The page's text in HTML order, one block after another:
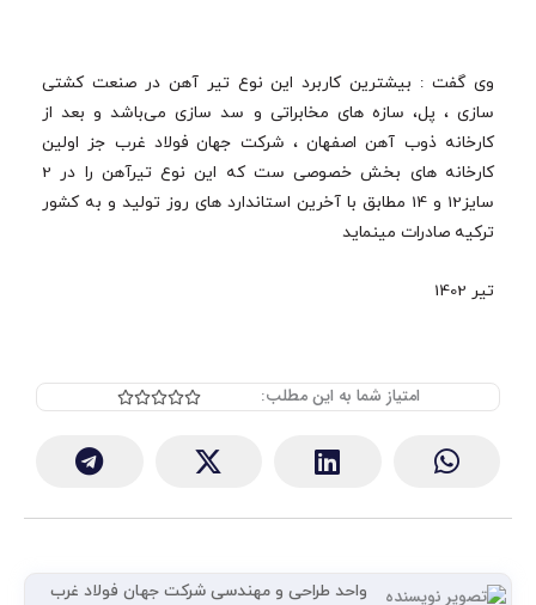
وی گفت : بیشترین کاربرد این نوع تیر آهن در صنعت کشتی
سازی ، پل، سازه های مخابراتی و سد سازی می‌باشد و بعد از
کارخانه ذوب آهن اصفهان ، شرکت جهان فولاد غرب جز اولین
کارخانه های بخش خصوصی ست که این نوع تیرآهن را در 2
سایز12 و 14 مطابق با آخرین استاندارد های روز تولید و به کشور
ترکیه صادرات مینماید
تیر 1402
امتیاز شما به این مطلب: 




Rated
out
واحد طراحی و مهندسی شرکت جهان فولاد غرب